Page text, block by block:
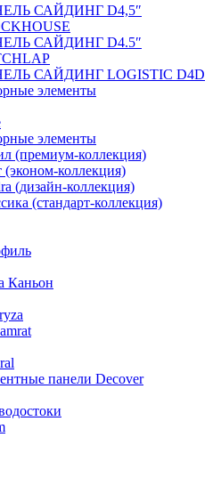
САЙДИНГ D4,5″
САЙДИНГ D4.5″
САЙДИНГ LOGISTIC D4D
элементы
элементы
(премиум-коллекция)
(эконом-коллекция)
(дизайн-коллекция)
(стандарт-коллекция)
Каньон
панели Decover